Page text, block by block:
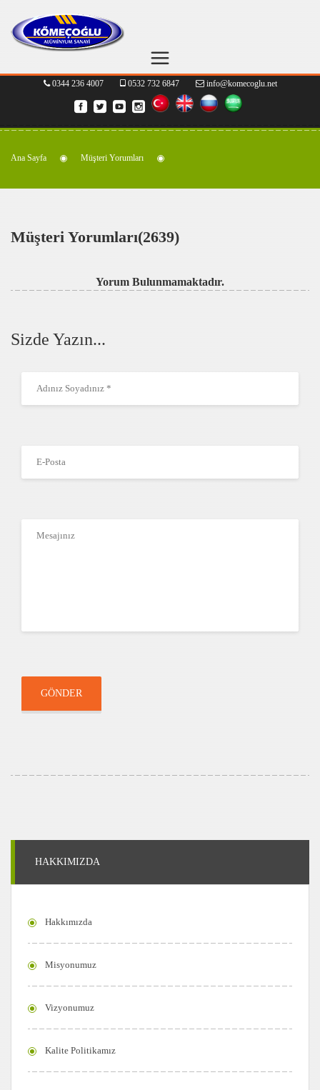
0344 236 4007 0532 732 6847 info@komecoglu.net
Ana Sayfa Müşteri Yorumları
Müşteri Yorumları(2639)
Yorum Bulunmamaktadır.
Sizde Yazın...
GÖNDER
HAKKIMIZDA
Hakkımızda
Misyonumuz
Vizyonumuz
Kalite Politikamız